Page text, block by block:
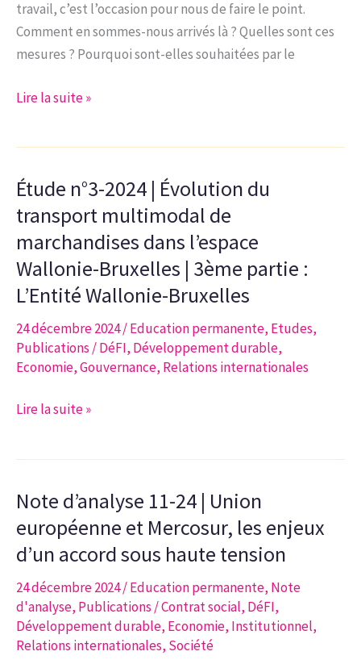
l’Emploi
et
de
travail, c’est l’occasion pour nous de faire le point.
Comment en sommes-nous arrivés là ? Quelles sont ces
mesures ? Pourquoi sont-elles souhaitées par le
Note
l
Vieillissement
la
population,
quel
modèle
de
financement
nos
pour
assurer
la
pérennité
Lire la suite »
Étude n°3-2024 | Évolution du
transport multimodal de
marchandises dans l’espace
Wallonie-Bruxelles | 3ème partie :
L’Entité Wallonie-Bruxelles
24 décembre 2024/Education permanente, Etudes,
Publications/DéFI, Développement durable,
Economie,Gouvernance, Relations internationales
Étude
Évolution
du
transport
multimodal
de
marchandises
dans
Lire la suite »
Note d’analyse 11-24 | Union
européenne et Mercosur, les enjeux
d’un accord sous haute tension
24 décembre 2024/Education permanente, Note
d'analyse, Publications /Contrat social, DéFI,
Développement durable, Economie, Institutionnel,
Relations internationales, Société